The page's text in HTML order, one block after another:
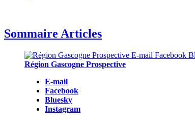
Sommaire Articles
Région Gascogne Prospective
E-mail
Facebook
Bluesky
Instagram